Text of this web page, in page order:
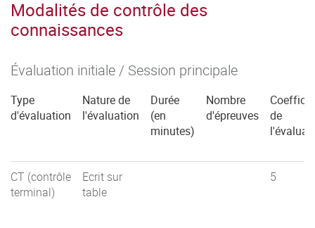
Modalités de contrôle des
connaissances
Évaluation initiale / Session principale
Type
d'évaluation
Nature de
l'évaluation
Durée
(en
minutes)
Nombre
d'épreuves
de
CT (contrôle
terminal)
Ecrit sur
table
5